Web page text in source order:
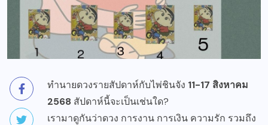
ทำนายดวงรายสัปดาห์กับไพ่ชินจัง 11-17 สิงหาคม
2568 สัปดาห์นี้จะเป็นเช่นใด?
เรามาดูกันว่าดวง การงาน การเงิน ความรัก รวมถึง